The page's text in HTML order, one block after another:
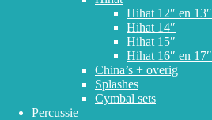
Hihat 12″ en 13″
Hihat 14″
Hihat 15″
Hihat 16″ en 17″
China’s + overig
Splashes
Cymbal sets
Percussie